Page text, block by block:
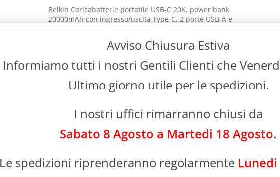
Belkin Caricabatterie portatile USB-C 20K, power bank
20000mAh con ingresso/uscita Type-C, 2 porte USB-A e
cavo da USB-C a USB-A incluso per iPhone, [...]
BELKIN BOOSTCHARGE PLUS POWERBANK 10.000MAH
CAVO LIGHTNING (MFI) ED USB-C INTEGRATI NERO
Marca:
Belkin
BLACK
Cod. Produttore:
BPB006BTBLK
(power bank 10.000 mAh con cavi Lightning (MFI) e USB-C
integrati e porta di ricarica USB-C [...]
Non
2-5 Giorni
Avviso Chiusura Estiva
Informiamo tutti i nostri Gentili Clienti che
Ultimo giorno utile per le spedizioni.
I nostri uffici rimarranno chiusi da
Sabato 8 Agosto a Martedi 18 Agosto.
Le spedizioni riprenderanno regolarmente